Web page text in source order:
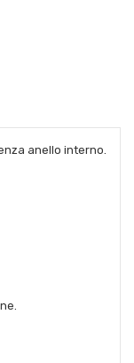
anello interno.